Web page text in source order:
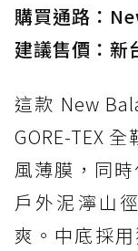
購買通路：
建議售價：新
這款 New
GORE-TEX
風薄膜，同
戶外泥濘山
爽。中底採